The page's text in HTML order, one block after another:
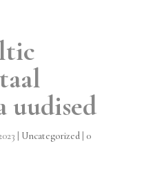
uudised
Uncategorized| 0